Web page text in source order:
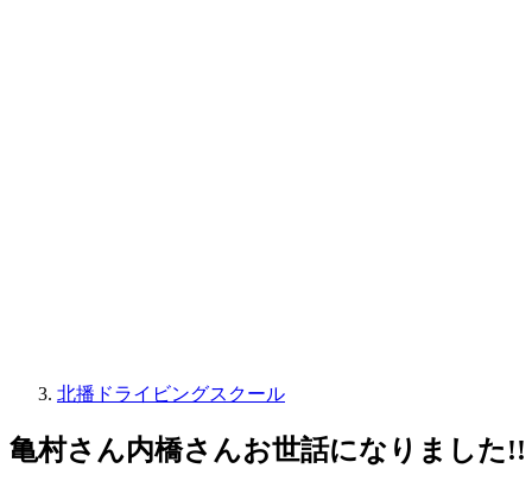
北播ドライビングスクール
亀村さん内橋さんお世話になりました!!